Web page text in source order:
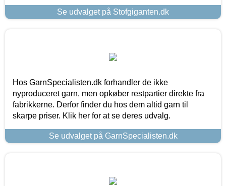
Se udvalget på Stofgiganten.dk
Hos GarnSpecialisten.dk forhandler de ikke
nyproduceret garn, men opkøber restpartier direkte fra
fabrikkerne. Derfor finder du hos dem altid garn til
skarpe priser. Klik her for at se deres udvalg.
Se udvalget på GarnSpecialisten.dk